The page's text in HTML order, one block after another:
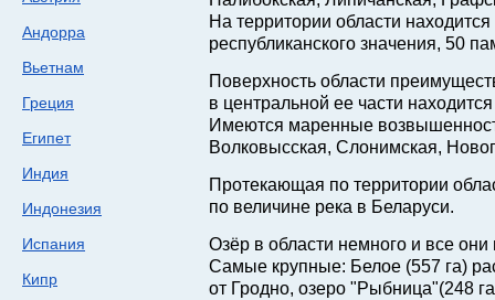
Андорра
Вьетнам
Греция
Египет
Индия
Индонезия
Испания
Кипр
На территории области
республиканского значения, 50
Поверхность области
в центральной ее части
Имеются маренные
Волковысская, Слонимская,
Протекающая по территории
по величине река в Беларуси.
Озёр в области немного и все
Самые крупные: Белое (557 га)
от Гродно, озеро "Рыбница"(248